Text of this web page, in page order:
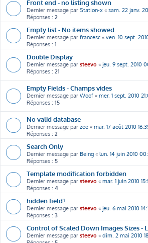
Front end - no listing shown
Dernier message par Station-x « sam. 22 janv.
Réponses : 2
Empty list - No items showed
Dernier message par francesc « ven. 10 sept.
Réponses : 1
Double Display
Dernier message par steevo « jeu. 9 sept. 2010
Réponses : 21
Empty Fields - Champs vides
Dernier message par Woof « mer. 1 sept. 2010
Réponses : 15
No valid database
Dernier message par zoe « mar. 17 août 2010
Réponses : 2
Search Only
Dernier message par Being « lun. 14 juin 2010
Réponses : 5
Template modification forbidden
Dernier message par steevo « mar. 1 juin 2010
Réponses : 4
hidden field?
Dernier message par steevo « jeu. 6 mai 2010
Réponses : 3
Control of Scaled Down Images Sizes -
Dernier message par steevo « dim. 2 mai 2010